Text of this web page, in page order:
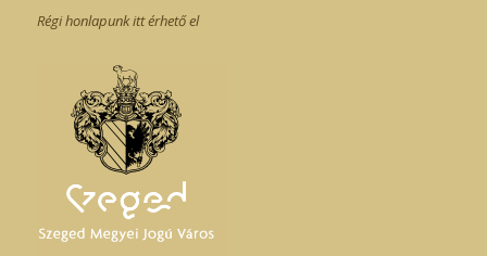
Régi honlapunk itt érhető el